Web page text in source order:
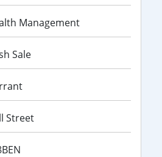
Management
Sale
Street